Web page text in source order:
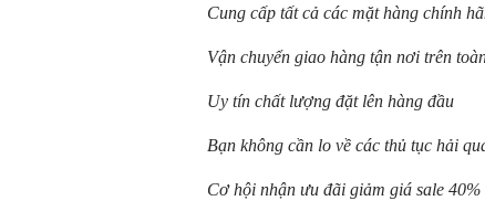
Cung cấp tất cả các mặt hàng chính
Vận chuyển giao hàng tận nơi trên
Uy tín chất lượng đặt lên hàng đầu
Bạn không cần lo về các thủ tục hải
Cơ hội nhận ưu đãi giảm giá sale 40%